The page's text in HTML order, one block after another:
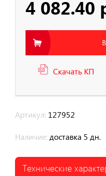
4 082.40
Скачать КП
Артикул: 127952
Наличие: доставка 5 дн.
Технические